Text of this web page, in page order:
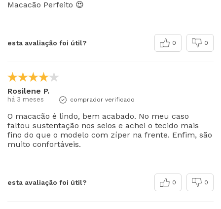
Macacão Perfeito 😍
esta avaliação foi útil? 0 0
Rosilene P.
há 3 meses comprador verificado
O macacão é lindo, bem acabado. No meu caso
faltou sustentação nos seios e achei o tecido mais
fino do que o modelo com zíper na frente. Enfim, são
muito confortáveis.
esta avaliação foi útil? 0 0